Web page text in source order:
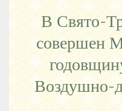
В Свято-
совершен
Воздушно-